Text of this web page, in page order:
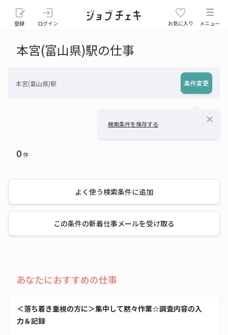
登録 ログイン お気に入り メニュー
本宮(富山県)駅の仕事
本宮(富山県)駅 条件変更
検索条件を保存する close
0件
よく使う検索条件に追加
この条件の新着仕事メールを受け取る
あなたにおすすめの仕事
＜落ち着き重視の方に＞集中して黙々作業☆調査内容の入
力＆記録